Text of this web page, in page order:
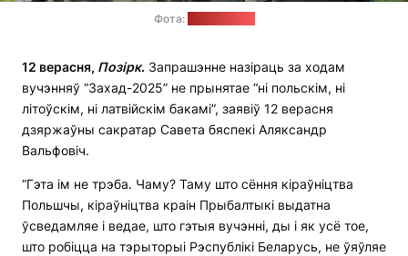
Фота:
12 верасня, Позірк. Запрашэнне назіраць за ходам
вучэнняў “Захад-2025” не прынятае “ні польскім, ні
літоўскім, ні латвійскім бакамі”, заявіў 12 верасня
дзяржаўны сакратар Савета бяспекі Аляксандр
Вальфовіч.
“Гэта ім не трэба. Чаму? Таму што сёння кіраўніцтва
Польшчы, кіраўніцтва краін Прыбалтыкі выдатна
ўсведамляе і ведае, што гэтыя вучэнні, ды і як усё тое,
што робіцца на тэрыторыі Рэспублікі Беларусь, не ўяўляе